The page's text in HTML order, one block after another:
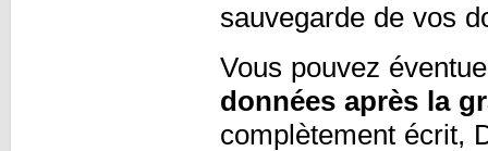
sauvegarde de vos
Vous pouvez
données après la
complètement écrit,